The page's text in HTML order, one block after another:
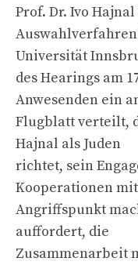
Prof. Dr. Ivo
Universität
des Hearings am
Anwesenden ein
Flugblatt verteilt,
Hajnal als Juden
richtet, sein
Kooperationen
Angriffspunkt
auffordert, die
Zusammenarbeit